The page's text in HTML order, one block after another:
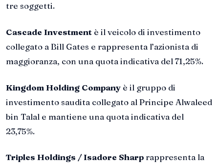
tre soggetti.
Cascade Investment è il veicolo di investimento
collegato a Bill Gates e rappresenta l’azionista di
maggioranza, con una quota indicativa del 71,25%.
Kingdom Holding Company è il gruppo di
investimento saudita collegato al Principe Alwaleed
bin Talal e mantiene una quota indicativa del
23,75%.
Triples Holdings / Isadore Sharp rappresenta la